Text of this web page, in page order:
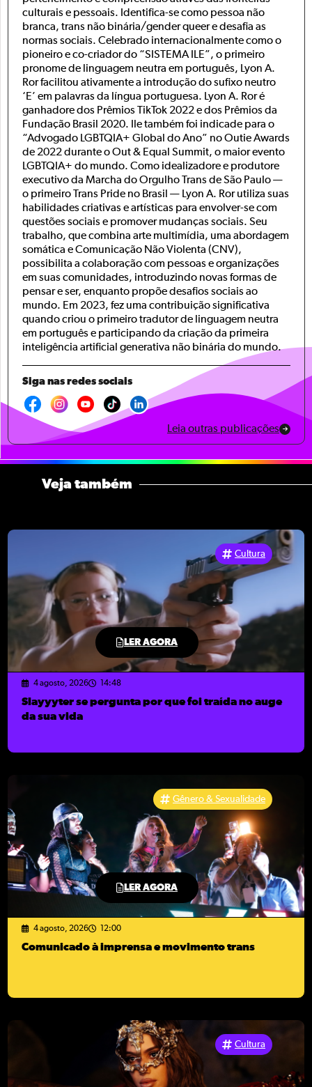
culturais e pessoais. Identifica-se como pessoa não
branca, trans não binária/gender queer e desafia as
normas sociais. Celebrado internacionalmente como o
pioneiro e co-criador do “SISTEMA ILE”, o primeiro
pronome de linguagem neutra em português, Lyon A.
Ror facilitou ativamente a introdução do sufixo neutro
‘E’ em palavras da língua portuguesa. Lyon A. Ror é
ganhadore dos Prêmios TikTok 2022 e dos Prêmios da
Fundação Brasil 2020. Ile também foi indicade para o
“Advogado LGBTQIA+ Global do Ano” no Outie Awards
de 2022 durante o Out & Equal Summit, o maior evento
LGBTQIA+ do mundo. Como idealizadore e produtore
executivo da Marcha do Orgulho Trans de São Paulo —
o primeiro Trans Pride no Brasil — Lyon A. Ror utiliza suas
habilidades criativas e artísticas para envolver-se com
questões sociais e promover mudanças sociais. Seu
trabalho, que combina arte multimídia, uma abordagem
somática e Comunicação Não Violenta (CNV),
possibilita a colaboração com pessoas e organizações
em suas comunidades, introduzindo novas formas de
pensar e ser, enquanto propõe desafios sociais ao
mundo. Em 2023, fez uma contribuição significativa
quando criou o primeiro tradutor de linguagem neutra
em português e participando da criação da primeira
inteligência artificial generativa não binária do mundo.
Siga nas redes sociais
Leia outras publicações
Veja também
LER AGORA
Cultura
4 agosto, 2026 14:48
Slayyyter se pergunta por que foi traída no auge
da sua vida
LER AGORA
Gênero & Sexualidade
4 agosto, 2026 12:00
Comunicado à imprensa e movimento trans
Cultura